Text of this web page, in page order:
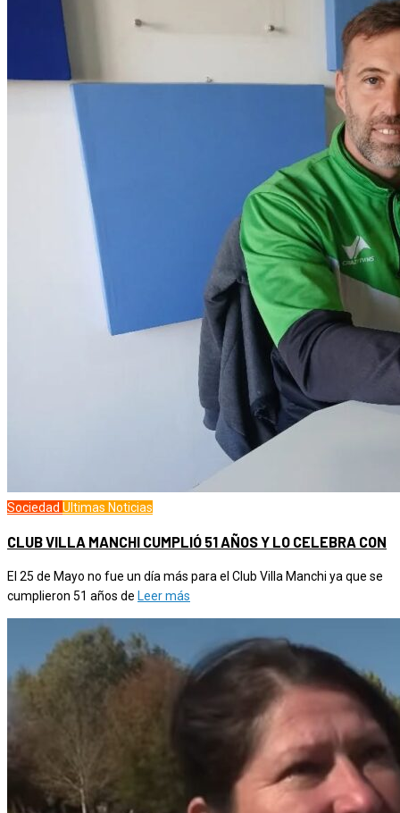
Sociedad Ultimas Noticias
CLUB VILLA MANCHI CUMPLIÓ 51 AÑOS Y LO CELEBRA CON
El 25 de Mayo no fue un día más para el Club Villa Manchi ya que se
cumplieron 51 años de Leer más